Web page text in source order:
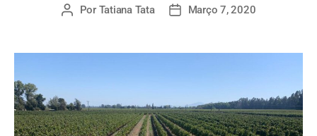
Por Tatiana Tata Março 7, 2020